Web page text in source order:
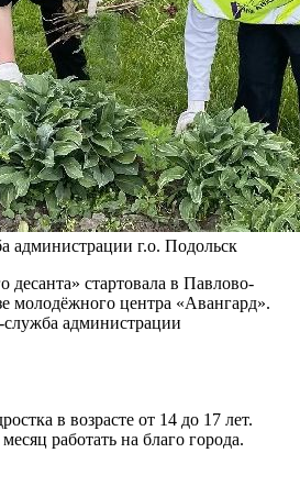
администрации г.о. Подольск
десанта» стартовала в Павлово-
молодёжного центра «Авангард».
администрации
в возрасте от 14 до 17 лет.
работать на благо города.